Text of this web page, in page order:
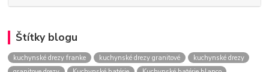
Štítky blogu
kuchynské drezy franke kuchynské drezy granitové
kuchynské drezy